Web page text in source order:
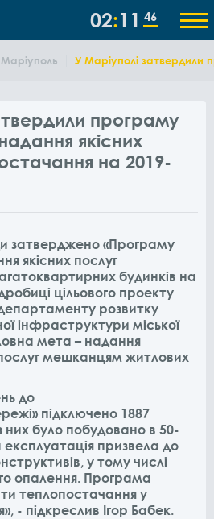
02 11 46
Маріуполь У Маріуполі затвердили
програму
якісних
на 2019-
затверджено «Програму
якісних послуг
будинків на
цільового проекту
розвитку
інфраструктури міської
мета – надання
мешканцям житлових
до
підключено 1887
них було побудовано в 50-
призвела до
у тому числі
опалення. Програма
теплопостачання у
- підкреслив Ігор Бабек.